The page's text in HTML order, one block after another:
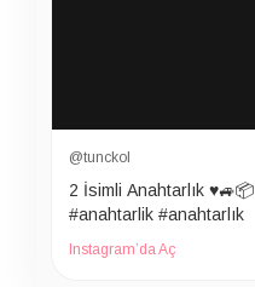
@tunckol
2 İsimli Anahtarlık ♥️🚙📦 #chrysleranahtarlik
#anahtarlik #anahtarlık
Instagram’da Aç